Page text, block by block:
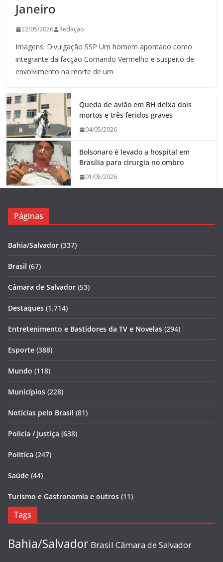
Janeiro
22/05/2026 Redação
Imagens: Divulgação SSP Um homem apontado como
integrante da facção Comando Vermelho e suspeito de
envolvimento na morte de um
Queda de avião em BH deixa dois
mortos e três feridos graves
04/05/2026
Bolsonaro é levado a hospital em
Brasília para cirurgia no ombro
01/05/2026
Páginas
Bahia/Salvador (337)
Brasil (67)
Câmara de Salvador (53)
Destaques (1.714)
Entretenimento e Bastidores da TV e Novelas (294)
Esporte (388)
Mundo (118)
Municípios (228)
Notícias pelo Brasil (81)
Policia / Justiça (638)
Política (247)
Saúde (44)
Turismo e Gastronomia e outros (11)
Tags
Bahia/Salvador Brasil Câmara de Salvador